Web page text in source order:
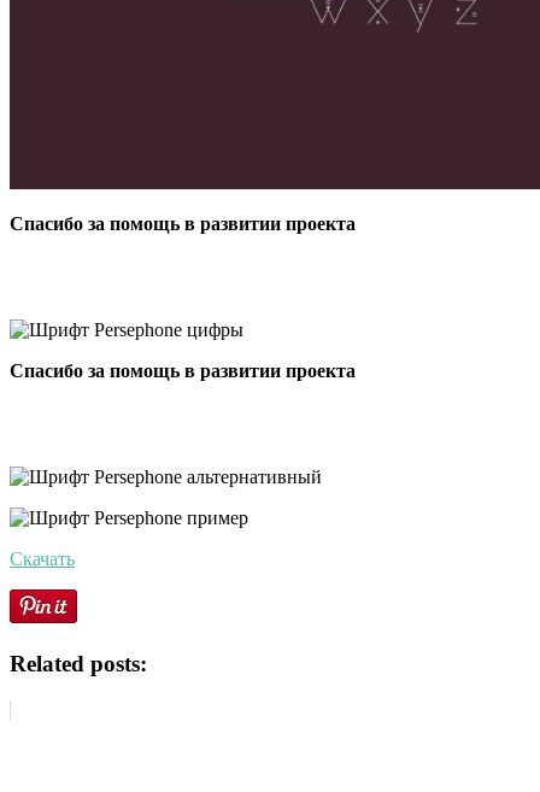
Спасибо за помощь в развитии проекта
Спасибо за помощь в развитии проекта
Скачать
Related posts: